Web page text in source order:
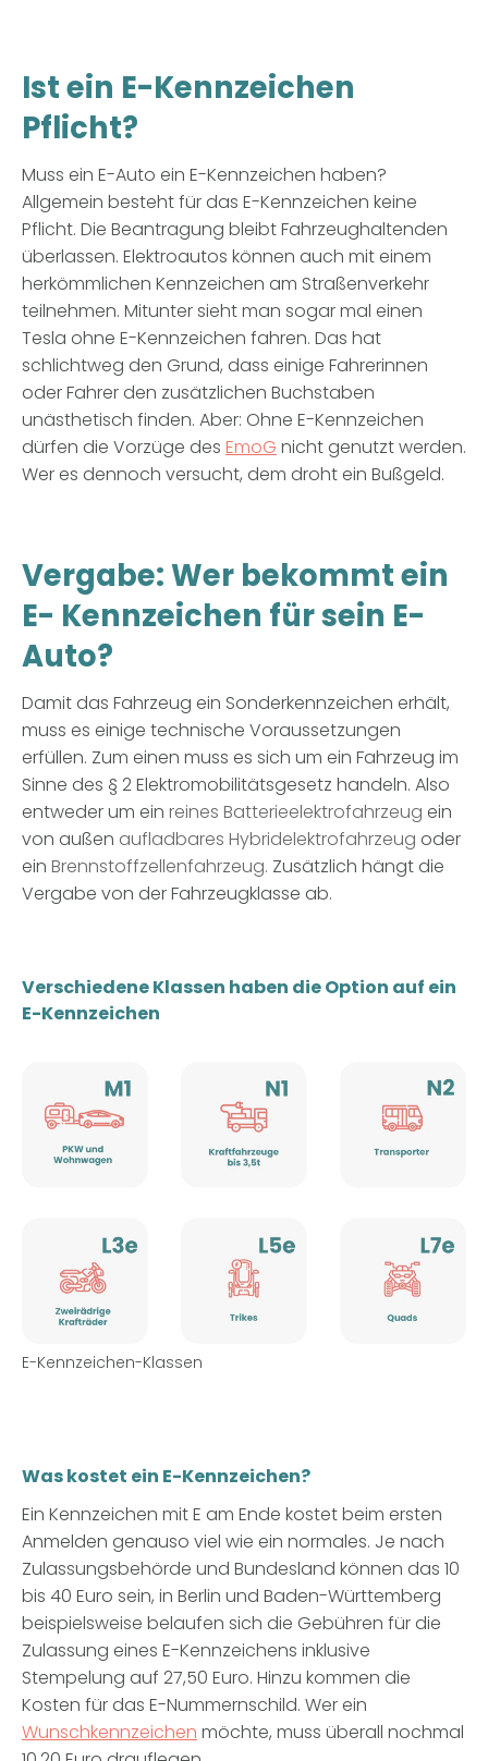
Ist ein E-Kennzeichen
Pflicht?
Muss ein E-Auto ein E-Kennzeichen haben?
Allgemein besteht für das E-Kennzeichen keine
Pflicht. Die Beantragung bleibt Fahrzeughaltenden
überlassen. Elektroautos können auch mit einem
herkömmlichen Kennzeichen am Straßenverkehr
teilnehmen. Mitunter sieht man sogar mal einen
Tesla ohne E-Kennzeichen fahren. Das hat
schlichtweg den Grund, dass einige Fahrerinnen
oder Fahrer den zusätzlichen Buchstaben
unästhetisch finden. Aber: Ohne E-Kennzeichen
dürfen die Vorzüge des EmoG nicht genutzt werden.
Wer es dennoch versucht, dem droht ein Bußgeld.
Vergabe: Wer bekommt ein
E- Kennzeichen für sein E-
Auto?
Damit das Fahrzeug ein Sonderkennzeichen erhält,
muss es einige technische Voraussetzungen
erfüllen. Zum einen muss es sich um ein Fahrzeug im
Sinne des § 2 Elektromobilitätsgesetz handeln. Also
entweder um ein reines Batterieelektrofahrzeug ein
von außen aufladbares Hybridelektrofahrzeug oder
ein Brennstoffzellenfahrzeug. Zusätzlich hängt die
Vergabe von der Fahrzeugklasse ab.
Verschiedene Klassen haben die Option auf ein
E-Kennzeichen
E-Kennzeichen-Klassen
Was kostet ein E-Kennzeichen?
Ein Kennzeichen mit E am Ende kostet beim ersten
Anmelden genauso viel wie ein normales. Je nach
Zulassungsbehörde und Bundesland können das 10
bis 40 Euro sein, in Berlin und Baden-Württemberg
beispielsweise belaufen sich die Gebühren für die
Zulassung eines E-Kennzeichens inklusive
Stempelung auf 27,50 Euro. Hinzu kommen die
Kosten für das E-Nummernschild. Wer ein
Wunschkennzeichen möchte, muss überall nochmal